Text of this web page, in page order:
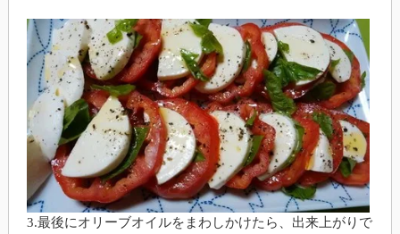
3.最後にオリーブオイルをまわしかけたら、出来上がりで